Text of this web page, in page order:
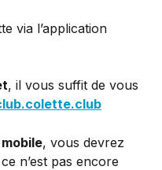
via l’application
, il vous suffit de vous
, vous devrez
n’est pas encore